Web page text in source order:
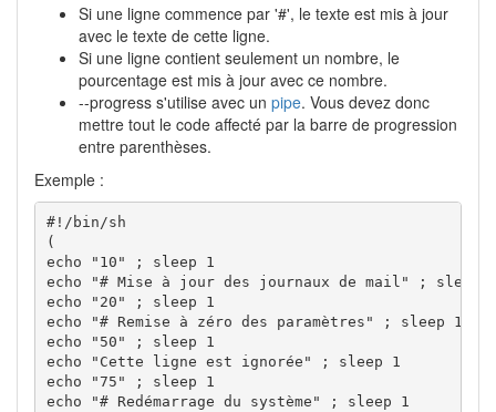
Si une ligne commence par '#', le texte est mis à jour
avec le texte de cette ligne.
Si une ligne contient seulement un nombre, le
pourcentage est mis à jour avec ce nombre.
--progress s'utilise avec un pipe. Vous devez donc
mettre tout le code affecté par la barre de progression
entre parenthèses.
Exemple :
#!/bin/sh
(
echo "10" ; sleep 1
echo "# Mise à jour des journaux de mail" ; sleep
echo "20" ; sleep 1
echo "# Remise à zéro des paramètres" ; sleep 1
echo "50" ; sleep 1
echo "Cette ligne est ignorée" ; sleep 1
echo "75" ; sleep 1
echo "# Redémarrage du système" ; sleep 1